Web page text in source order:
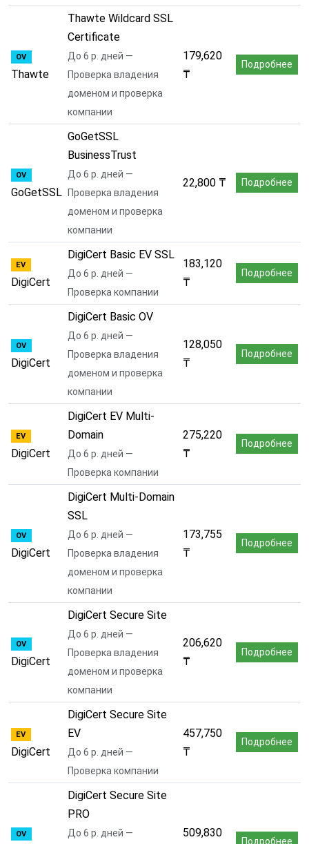
OV
Thawte
Thawte Wildcard SSL
Certificate
До 6 р. дней —
Проверка владения
доменом и проверка
компании
179,620
₸
Подробнее
OV
GoGetSSL
GoGetSSL
BusinessTrust
До 6 р. дней —
Проверка владения
доменом и проверка
компании
22,800 ₸ Подробнее
EV
DigiCert
DigiCert Basic EV SSL
До 6 р. дней —
Проверка компании
183,120
₸
Подробнее
OV
DigiCert
DigiCert Basic OV
До 6 р. дней —
Проверка владения
доменом и проверка
компании
128,050
₸
Подробнее
EV
DigiCert
DigiCert EV Multi-
Domain
До 6 р. дней —
Проверка компании
275,220
₸
Подробнее
OV
DigiCert
DigiCert Multi-Domain
SSL
До 6 р. дней —
Проверка владения
доменом и проверка
компании
173,755
₸
Подробнее
OV
DigiCert
DigiCert Secure Site
До 6 р. дней —
Проверка владения
доменом и проверка
компании
206,620
₸
Подробнее
EV
DigiCert
DigiCert Secure Site
EV
До 6 р. дней —
Проверка компании
457,750
₸
Подробнее
OV
DigiCert Secure Site
PRO
До 6 р. дней — 509,830
Подробнее